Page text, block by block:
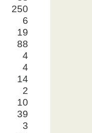
250
6
19
88
4
4
14
2
10
39
3